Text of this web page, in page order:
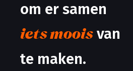
om er samen
iets moois van
te maken.